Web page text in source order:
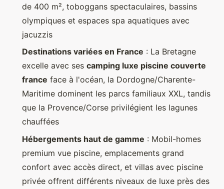
de 400 m², toboggans spectaculaires, bassins
olympiques et espaces spa aquatiques avec
jacuzzis
Destinations variées en France : La Bretagne
excelle avec ses camping luxe piscine couverte
france face à l'océan, la Dordogne/Charente-
Maritime dominent les parcs familiaux XXL, tandis
que la Provence/Corse privilégient les lagunes
chauffées
Hébergements haut de gamme : Mobil-homes
premium vue piscine, emplacements grand
confort avec accès direct, et villas avec piscine
privée offrent différents niveaux de luxe près des